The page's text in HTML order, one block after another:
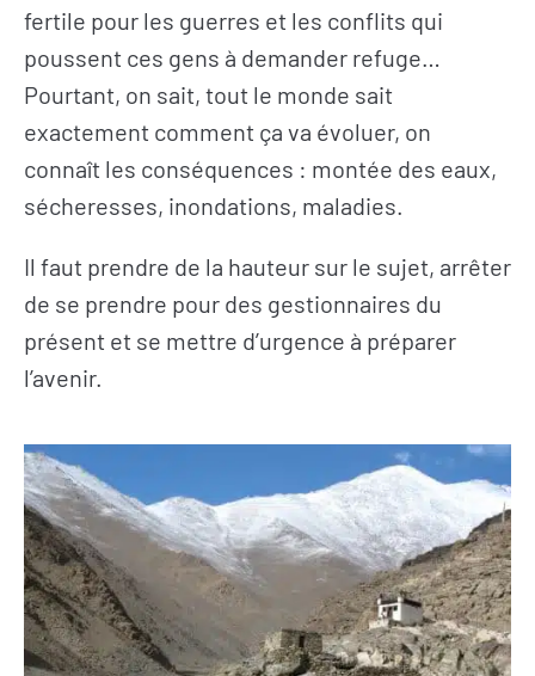
fertile pour les guerres et les conflits qui
poussent ces gens à demander refuge…
Pourtant, on sait, tout le monde sait
exactement comment ça va évoluer, on
connaît les conséquences : montée des eaux,
sécheresses, inondations, maladies.
Il faut prendre de la hauteur sur le sujet, arrêter
de se prendre pour des gestionnaires du
présent et se mettre d’urgence à préparer
l’avenir.